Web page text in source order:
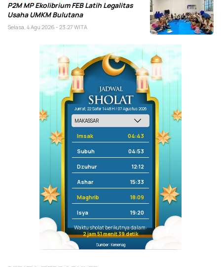
P2M MP Ekolibrium FEB Latih Legalitas
Usaha UMKM Bulutana
Selasa, 4 Agu 2026 - 23:27 WITA
Jum'at, 22 Safar 1448 H / 07 Agustus 2026
Imsak 04:43
Subuh 04:53
Dzuhur 12:12
Ashar 15:33
Maghrib 18:09
Isya 19:20
Waktu sholat berikutnya dalam:
2 jam 51 menit 39 detik
Sumber: Kemenag